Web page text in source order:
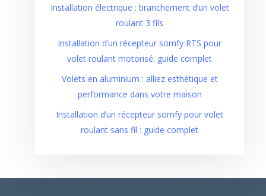
Installation électrique : branchement d’un volet
roulant 3 fils
Installation d’un récepteur somfy RTS pour
volet roulant motorisé: guide complet
Volets en aluminium : alliez esthétique et
performance dans votre maison
Installation d’un récepteur somfy pour volet
roulant sans fil : guide complet